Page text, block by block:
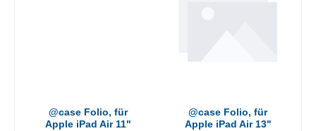
@case Folio, für
Apple iPad Air 11"
@case Folio, für
Apple iPad Air 13"